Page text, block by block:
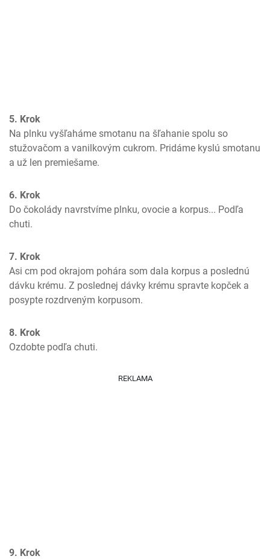
5. Krok
Na plnku vyšľaháme smotanu na šľahanie spolu so
stužovačom a vanilkovým cukrom. Pridáme kyslú smotanu
a už len premiešame.
6. Krok
Do čokolády navrstvíme plnku, ovocie a korpus... Podľa
chuti.
7. Krok
Asi cm pod okrajom pohára som dala korpus a poslednú
dávku krému. Z poslednej dávky krému spravte kopček a
posypte rozdrveným korpusom.
8. Krok
Ozdobte podľa chuti.
REKLAMA
9. Krok